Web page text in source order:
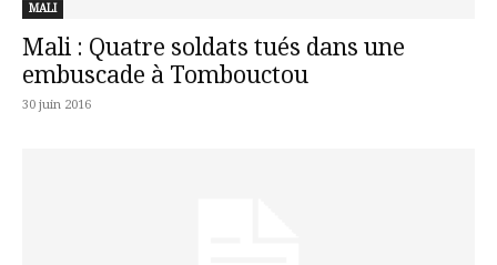
MALI
Mali : Quatre soldats tués dans une
embuscade à Tombouctou
30 juin 2016